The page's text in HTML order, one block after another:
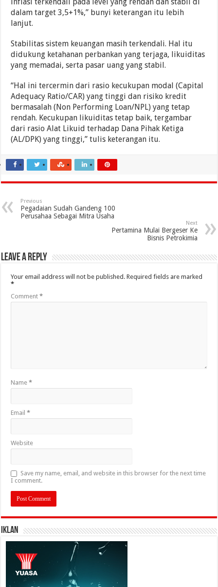
dalam target 3,5+1%,” bunyi keterangan itu lebih
lanjut.
Stabilitas sistem keuangan masih terkendali. Hal itu
didukung ketahanan perbankan yang terjaga, likuiditas
yang memadai, serta pasar uang yang stabil.
“Hal ini tercermin dari rasio kecukupan modal (Capital
Adequacy Ratio/CAR) yang tinggi dan risiko kredit
bermasalah (Non Performing Loan/NPL) yang tetap
rendah. Kecukupan likuiditas tetap baik, tergambar
dari rasio Alat Likuid terhadap Dana Pihak Ketiga
(AL/DPK) yang tinggi,” tulis keterangan itu.
Previous
Pegadaian Sudah Gandeng 100
Perusahaa Sebagai Mitra Usaha
Next
Pertamina Mulai Bergeser Ke
Bisnis Petrokimia
Leave a Reply
Your email address will not be published. Required fields are marked
*
Comment*
Name*
Email*
Website
Save my name, email, and website in this browser for the next time
I comment.
IKLAN